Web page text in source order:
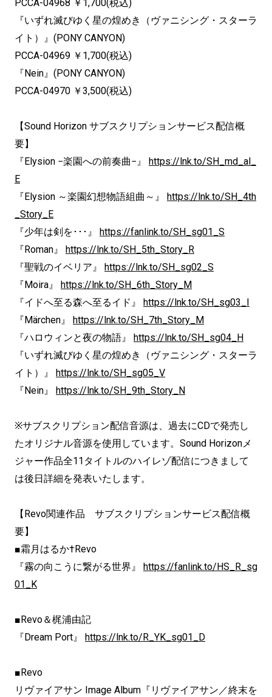
PCCA-04968 ￥1,700(税込)
『いずれ滅びゆく星の煌めき（ヴァニシング・スターラ
イト）』(PONY CANYON)
PCCA-04969 ￥1,700(税込)
『Nein』(PONY CANYON)
PCCA-04970 ￥3,500(税込)
【Sound Horizon サブスクリプションサービス配信概
要】
『Elysion −楽園への前奏曲−』
https://lnk.to/SH_md_al_
E
『Elysion ～楽園幻想物語組曲～』
https://lnk.to/SH_4th
_Story_E
『少年は剣を･･･』
https://fanlink.to/SH_sg01_S
『Roman』
https://lnk.to/SH_5th_Story_R
『聖戦のイベリア』
https://lnk.to/SH_sg02_S
『Moira』
https://lnk.to/SH_6th_Story_M
『イドへ至る森へ至るイド』
https://lnk.to/SH_sg03_I
『Märchen』
https://lnk.to/SH_7th_Story_M
『ハロウィンと夜の物語』
https://lnk.to/SH_sg04_H
『いずれ滅びゆく星の煌めき（ヴァニシング・スターラ
イト）』
https://lnk.to/SH_sg05_V
『Nein』
https://lnk.to/SH_9th_Story_N
※サブスクリプション配信音源は、過去にCDで発売し
たオリジナル音源を使用しています。Sound Horizonメ
ジャー作品全11タイトルのハイレゾ配信につきまして
は後日詳細を発表いたします。
【Revo関連作品 サブスクリプションサービス配信概
要】
■霜月はるか†Revo
『霧の向こうに繋がる世界』
https://fanlink.to/HS_R_sg
01_K
■Revo＆梶浦由記
『Dream Port』
https://lnk.to/R_YK_sg01_D
■Revo
リヴァイアサン Image Album『リヴァイアサン／終末を